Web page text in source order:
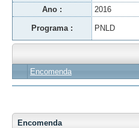
Ano : 2016
Programa : PNLD
Encomenda
Encomenda